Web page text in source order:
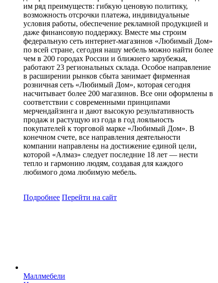
им ряд преимуществ: гибкую ценовую политику,
возможность отсрочки платежа, индивидуальные
условия работы, обеспечение рекламной продукцией и
даже финансовую поддержку. Вместе мы строим
федеральную сеть интернет-магазинов «Любимый Дом»
по всей стране, сегодня нашу мебель можно найти более
чем в 200 городах России и ближнего зарубежья,
работают 23 региональных склада. Особое направление
в расширении рынков сбыта занимает фирменная
розничная сеть «Любимый Дом», которая сегодня
насчитывает более 200 магазинов. Все они оформлены в
соответствии с современными принципами
мерчендайзинга и дают высокую результативность
продаж и растущую из года в год лояльность
покупателей к торговой марке «Любимый Дом». В
конечном счете, все направления деятельности
компании направлены на достижение единой цели,
которой «Алмаз» следует последние 18 лет — нести
тепло и гармонию людям, создавая для каждого
любимого дома любимую мебель.
Подробнее Перейти на сайт
Маллмебели